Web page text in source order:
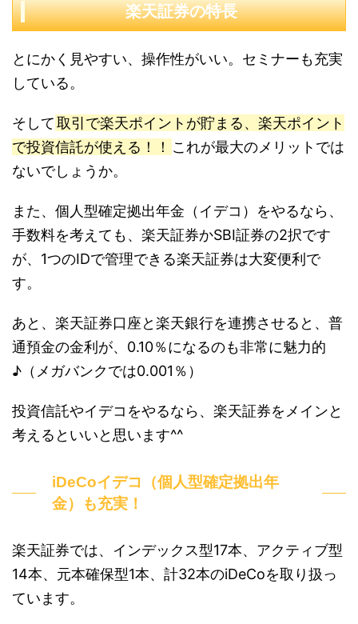
楽天証券の特長
とにかく見やすい、操作性がいい。セミナーも充実
している。
そして取引で楽天ポイントが貯まる、楽天ポイント
で投資信託が使える！！ これが最大のメリットでは
ないでしょうか。
また、個人型確定拠出年金（イデコ）をやるなら、
手数料を考えても、楽天証券かSBI証券の2択です
が、1つのIDで管理できる楽天証券は大変便利で
す。
あと、楽天証券口座と楽天銀行を連携させると、普
通預金の金利が、0.10％になるのも非常に魅力的
♪（メガバンクでは0.001％）
投資信託やイデコをやるなら、楽天証券をメインと
考えるといいと思います^^
iDeCoイデコ（個人型確定拠出年
金）も充実！
楽天証券では、インデックス型17本、アクティブ型
14本、元本確保型1本、計32本のiDeCoを取り扱っ
ています。